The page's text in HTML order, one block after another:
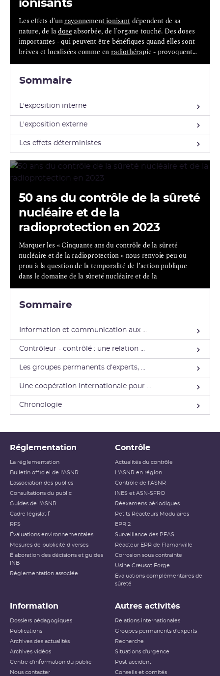
ionisants
Les effets d'unrayonnement ionisantdépendent de sa
nature, de ladoseabsorbée, de l'organe touché. Des doses
importantes - qui peuvent être bénéfiques quand elles sont
brèves et localisées comme enradiothérapie- provoquent
des effets bien identifiés. Suivant la dose reçue et le type de
pour la santé.
Sommaire
L'exposition interne
L'exposition externe
Les effets déterministes
50 ans du contrôle de la sûreté
nucléaire et de la
radioprotection en 2023
Marquer les « Cinquante ans du contrôle de la sûreté
nucléaire et de la radioprotection » nous renvoie peu ou
prou à la question de la temporalité de l’action publique
dans le domaine de la sûreté nucléaire et de la
radioprotection.
compte pour que l’action publique s’assure d’un haut niveau
enjeux de court, moyen et long termes. Il devient un élément
à maîtriser pour gérer avec efficacité les situations
accidentelles ou post-accidentelles, et pour progresser et
intégrer les enjeux à venir.
Sommaire
Information et communication aux ...
Contrôleur - contrôlé : une relation ...
Les groupes permanents d’experts, ...
Une coopération internationale pour ...
Chronologie
Réglementation
La réglementation
Bulletin officiel de l'ASNR
L’association des publics
Consultations du public
Guides de l'ASNR
Cadre législatif
RFS
Évaluations environnementales
Mesures de publicité diverses
Élaboration des décisions et guides
INB
Réglementation associée
Contrôle
Actualités du contrôle
L'ASNR en région
Contrôle de l'ASNR
INES et ASN-SFRO
Réexamens périodiques
Petits Réacteurs Modulaires
EPR 2
Surveillance des PFAS
Réacteur EPR de Flamanville
Corrosion sous contrainte
Usine Creusot Forge
Évaluations complémentaires de
sûreté
Information
Dossiers pédagogiques
Publications
Archives des actualités
Archives vidéos
Centre d'information du public
Nous contacter
Autres activités
Relations internationales
Groupes permanents d'experts
Recherche
Situations d'urgence
Post-accident
Conseils et comités